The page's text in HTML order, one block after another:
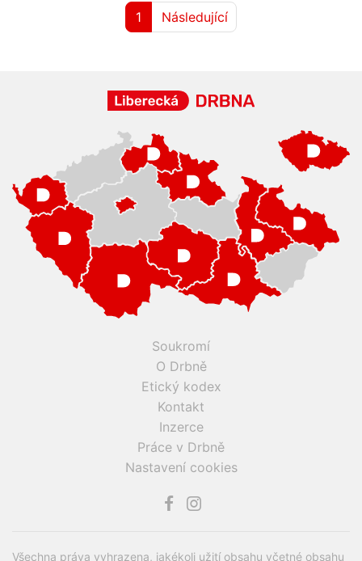
1 Následující
Soukromí
O Drbně
Etický kodex
Kontakt
Inzerce
Práce v Drbně
Nastavení cookies
Všechna práva vyhrazena, jakékoli užití obsahu včetné obsahu